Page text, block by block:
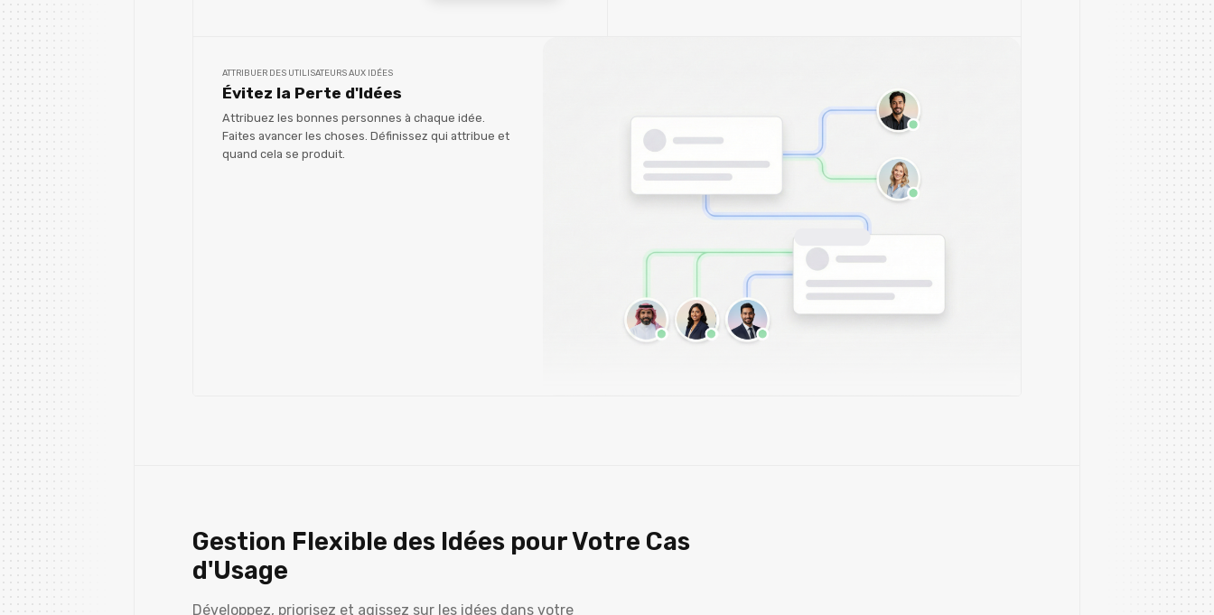
ATTRIBUER DES UTILISATEURS AUX IDÉES
Évitez la Perte d'Idées
Attribuez les bonnes personnes à chaque idée.
Faites avancer les choses. Définissez qui attribue et
quand cela se produit.
Gestion Flexible des Idées pour Votre Cas
d'Usage
Développez, priorisez et agissez sur les idées dans votre